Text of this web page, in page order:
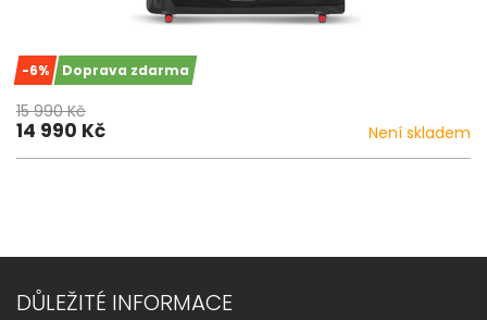
-6% Doprava zdarma
15 990 Kč
14 990 Kč Není skladem
DŮLEŽITÉ INFORMACE